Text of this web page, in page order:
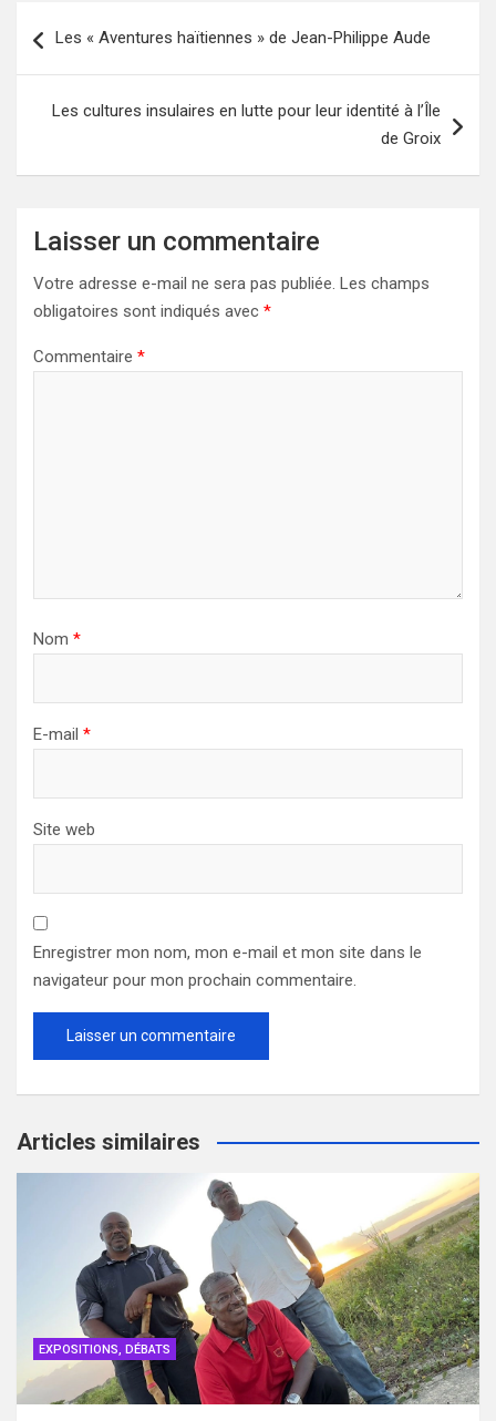
de
Les « Aventures haïtiennes » de Jean-Philippe Aude
Les cultures insulaires en lutte pour leur identité à l’Île
de Groix
Laisser un commentaire
Votre adresse e-mail ne sera pas publiée. Les champs
obligatoires sont indiqués avec *
Commentaire *
Nom *
E-mail *
Site web
Enregistrer mon nom, mon e-mail et mon site dans le
navigateur pour mon prochain commentaire.
Articles similaires
EXPOSITIONS, DÉBATS